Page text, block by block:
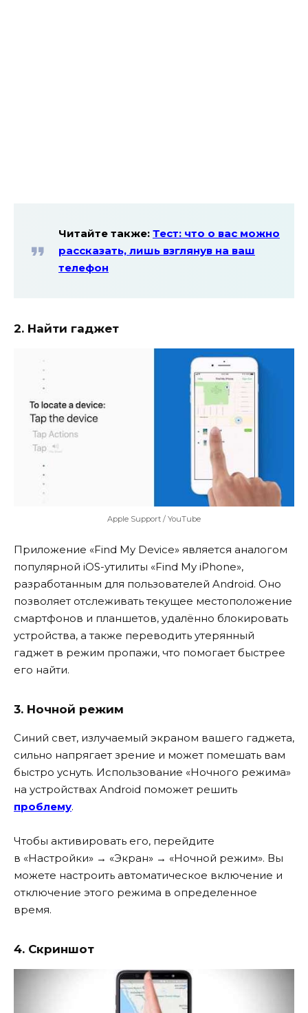
Читайте также: Тест: что о вас можно
рассказать, лишь взглянув на ваш
телефон
2. Найти гаджет
Apple Support / YouTube
Приложение «Find My Device» является аналогом
популярной iOS-утилиты «Find My iPhone»,
разработанным для пользователей Android. Оно
позволяет отслеживать текущее местоположение
смартфонов и планшетов, удалённо блокировать
устройства, а также переводить утерянный
гаджет в режим пропажи, что помогает быстрее
его найти.
3. Ночной режим
Синий свет, излучаемый экраном вашего гаджета,
сильно напрягает зрение и может помешать вам
быстро уснуть. Использование «Ночного режима»
на устройствах Android поможет решить
проблему.
Чтобы активировать его, перейдите
в «Настройки» → «Экран» → «Ночной режим». Вы
можете настроить автоматическое включение и
отключение этого режима в определенное
время.
4. Скриншот